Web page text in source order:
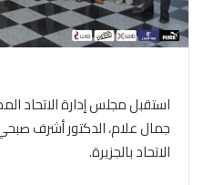
استقبل مجلس إدارة الاتحاد
جمال علام، الدكتور أشرف
الاتحاد بالجزيرة.